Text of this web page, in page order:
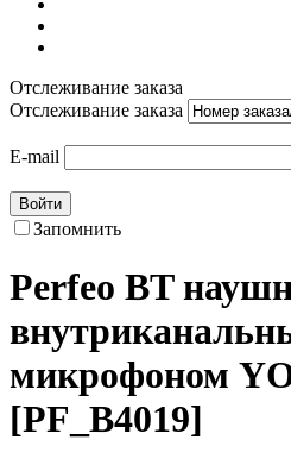
Отслеживание заказа
Отслеживание заказа
E-mail
Войти
Запомнить
Perfeo BT
микрофоном
[PF_B4019]